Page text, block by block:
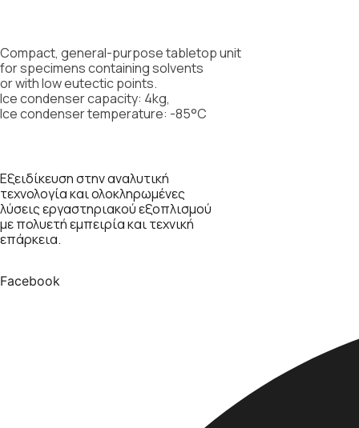
Compact, general-purpose tabletop unit
for specimens containing solvents
or with low eutectic points.
Ice condenser capacity: 4kg,
Ice condenser temperature: -85°C
Εξειδίκευση στην αναλυτική
τεχνολογία και ολοκληρωμένες
λύσεις εργαστηριακού εξοπλισμού
με πολυετή εμπειρία και τεχνική
επάρκεια.
Facebook